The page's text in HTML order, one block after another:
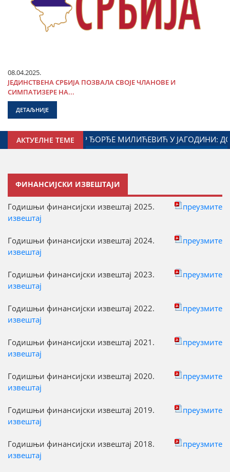
08.04.2025.
ЈЕДИНСТВЕНА СРБИЈА ПОЗВАЛА СВОЈЕ ЧЛАНОВЕ И
СИМПАТИЗЕРЕ НА...
ДЕТАЉНИЈЕ
АКТУЕЛНЕ ТЕМЕ
НАСТАВАК САРАДЊЕ ГРАДА ЈАГОДИНЕ И
ФИНАНСИЈСКИ ИЗВЕШТАЈИ
Годишњи финансијски извештај 2025.
преузмите
извештај
Годишњи финансијски извештај 2024.
преузмите
извештај
Годишњи финансијски извештај 2023.
преузмите
извештај
Годишњи финансијски извештај 2022.
преузмите
извештај
Годишњи финансијски извештај 2021.
преузмите
извештај
Годишњи финансијски извештај 2020.
преузмите
извештај
Годишњи финансијски извештај 2019.
преузмите
извештај
Годишњи финансијски извештај 2018.
преузмите
извештај